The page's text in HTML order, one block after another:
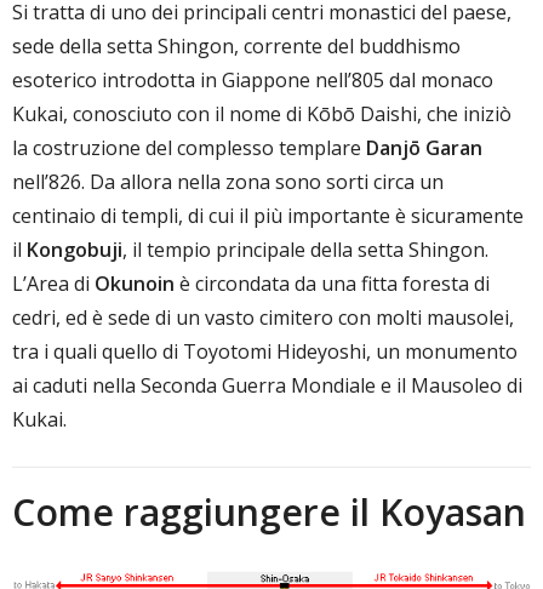
Si tratta di uno dei principali centri monastici del paese,
sede della setta Shingon, corrente del buddhismo
esoterico introdotta in Giappone nell’805 dal monaco
Kukai, conosciuto con il nome di Kōbō Daishi, che iniziò
la costruzione del complesso templare Danjō Garan
nell’826. Da allora nella zona sono sorti circa un
centinaio di templi, di cui il più importante è sicuramente
il Kongobuji, il tempio principale della setta Shingon.
L’Area di Okunoin è circondata da una fitta foresta di
cedri, ed è sede di un vasto cimitero con molti mausolei,
tra i quali quello di Toyotomi Hideyoshi, un monumento
ai caduti nella Seconda Guerra Mondiale e il Mausoleo di
Kukai.
Come raggiungere il Koyasan